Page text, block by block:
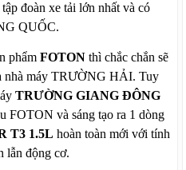
đoàn xe tải lớn nhất và có
QUỐC.
phẩmFOTON thì chắc chắn sẽ
nhà máy TRƯỜNG HẢI. Tuy
TRƯỜNG GIANG ĐÔNG
FOTON và sáng tạo ra 1 dòng
T3 1.5L hoàn toàn mới với tính
lẫn động cơ.